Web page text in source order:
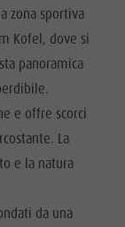
zona sportiva
Kofel, dove si
panoramica
e offre scorci
La
e la natura
da una